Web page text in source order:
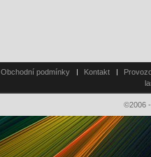
Obchodní podmínky Kontakt
©2006